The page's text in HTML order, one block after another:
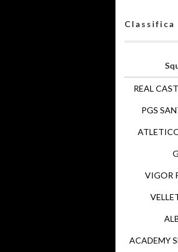
Classifica
REAL
PGS
VIGOR
ACADEMY